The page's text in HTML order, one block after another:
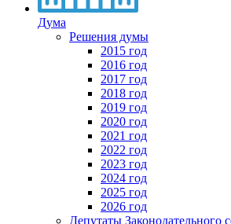
Дума
Решения думы
2015 год
2016 год
2017 год
2018 год
2019 год
2020 год
2021 год
2022 год
2023 год
2024 год
2025 год
2026 год
Депутаты Законодательного